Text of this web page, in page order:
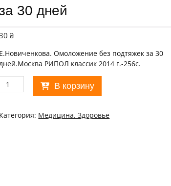
30 дней
₴
Е.Новиченкова. Омоложение без подтяжек за 30
РИПОЛ классик 2014 г.-256с.
Количество
Новиченкова.
Омоложение
В корзину
Категория: Медицина. Здоровье